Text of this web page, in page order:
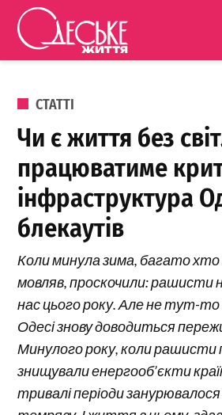
Перейти до вмісту
Життя
ОПУБЛІКОВАНО В
СТАТТІ
Чи є життя без
працюватиме
інфраструктура
блекаутів
Коли минула зима, багато хто
мовляв, проскочили: рашисти
нас цього року. Але не тут-то
Одесі знову доводиться
Минулого року, коли рашисти
знищували енергооб’єкти
тривалі періоди